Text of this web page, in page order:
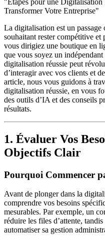
Transformer Votre Entreprise"
La digitalisation est un
souhaitant rester compétitive et
vous dirigiez une boutique en
que vous soyez un
digitalisation réussie peut
d’interagir avec vos clients et
article, nous vous guidons à
digitalisation réussie, en vous
des outils d’IA et des conseils
résultats.
1. Évaluer Vos
Objectifs Clair
Pourquoi Commencer
Avant de plonger dans la
comprendre vos besoins
mesurables. Par exemple, un
réduire les files d’attente,
automatiser sa gestion